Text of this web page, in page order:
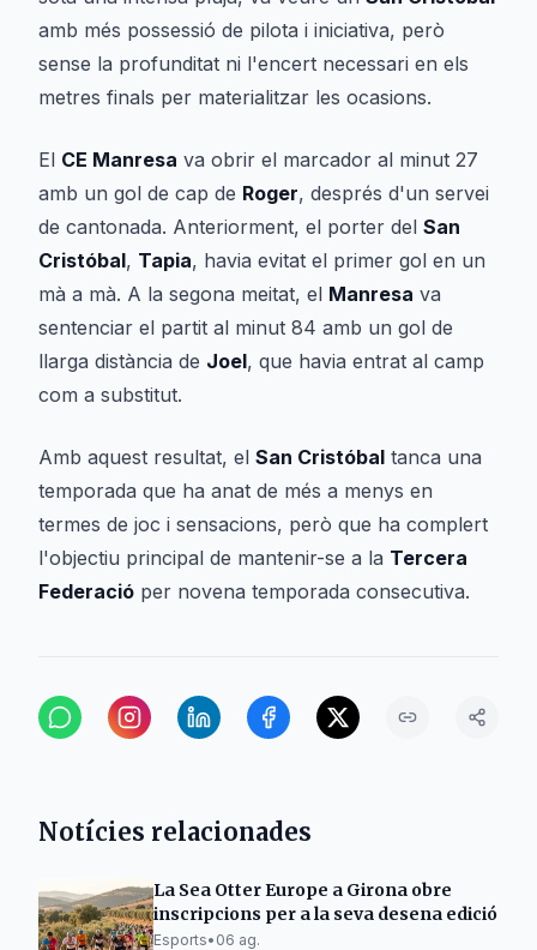
amb més possessió de pilota i iniciativa, però
sense la profunditat ni l'encert necessari en els
metres finals per materialitzar les ocasions.
El CE Manresa va obrir el marcador al minut 27
amb un gol de cap de Roger, després d'un servei
de cantonada. Anteriorment, el porter del San
Cristóbal, Tapia, havia evitat el primer gol en un
mà a mà. A la segona meitat, el Manresa va
sentenciar el partit al minut 84 amb un gol de
llarga distància de Joel, que havia entrat al camp
com a substitut.
Amb aquest resultat, el San Cristóbal tanca una
temporada que ha anat de més a menys en
termes de joc i sensacions, però que ha complert
l'objectiu principal de mantenir-se a la Tercera
Federació per novena temporada consecutiva.
Notícies relacionades
La Sea Otter Europe a Girona obre
inscripcions per a la seva desena edició
Esports• 06 ag.